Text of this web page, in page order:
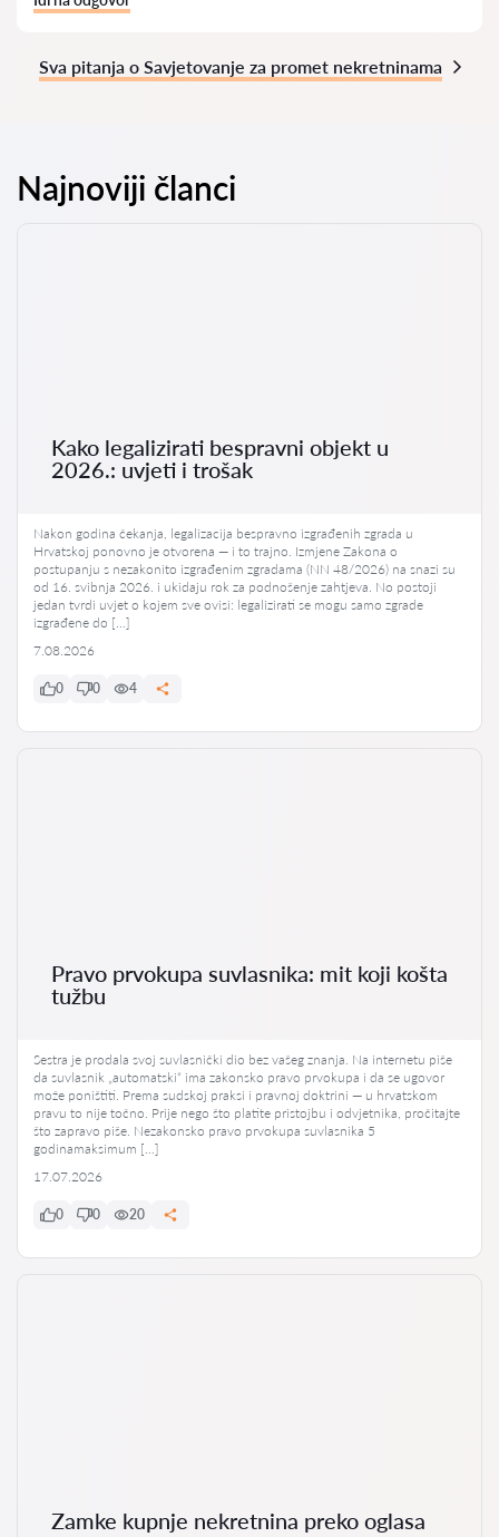
Sva pitanja o Savjetovanje za promet nekretninama
Najnoviji članci
Kako legalizirati bespravni objekt u
2026.: uvjeti i trošak
Nakon godina čekanja, legalizacija bespravno izgrađenih zgrada u
Hrvatskoj ponovno je otvorena — i to trajno. Izmjene Zakona o
postupanju s nezakonito izgrađenim zgradama (NN 48/2026) na snazi su
od 16. svibnja 2026. i ukidaju rok za podnošenje zahtjeva. No postoji
jedan tvrdi uvjet o kojem sve ovisi: legalizirati se mogu samo zgrade
izgrađene do […]
7.08.2026
0 0 4
Pravo prvokupa suvlasnika: mit koji košta
tužbu
Sestra je prodala svoj suvlasnički dio bez vašeg znanja. Na internetu piše
da suvlasnik „automatski“ ima zakonsko pravo prvokupa i da se ugovor
može poništiti. Prema sudskoj praksi i pravnoj doktrini — u hrvatskom
pravu to nije točno. Prije nego što platite pristojbu i odvjetnika, pročitajte
što zapravo piše. Nezakonsko pravo prvokupa suvlasnika 5
godinamaksimum […]
17.07.2026
0 0 20
Zamke kupnje nekretnina preko oglasa